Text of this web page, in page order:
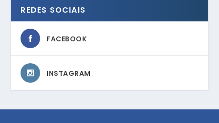
REDES SOCIAIS
FACEBOOK
INSTAGRAM